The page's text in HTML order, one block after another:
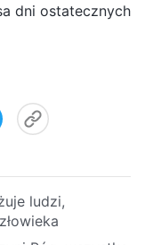
dni ostatecznych
ludzi,